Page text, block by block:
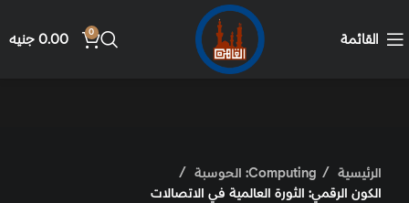
القائمة 0
0.00 جنيه
الرئيسية
Computing: الحوسبة
الكون الرقمي: الثورة العالمية في الاتصالات